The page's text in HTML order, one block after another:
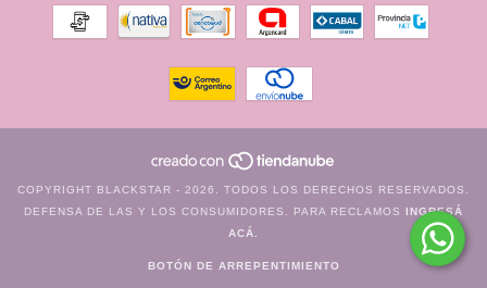
COPYRIGHT BLACKSTAR - 2026. TODOS LOS DERECHOS RESERVADOS.
DEFENSA DE LAS Y LOS CONSUMIDORES. PARA RECLAMOS INGRESÁ
ACÁ.
BOTÓN DE ARREPENTIMIENTO